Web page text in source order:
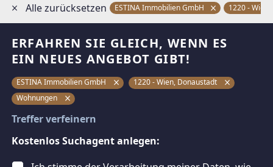
Alle zurücksetzen ESTINA Immobilien GmbH 1220 -
ERFAHREN SIE GLEICH, WENN ES
EIN NEUES ANGEBOT GIBT!
ESTINA Immobilien GmbH
1220 - Wien, Donaustadt
Wohnungen
Treffer verfeinern
Kostenlos Suchagent anlegen: